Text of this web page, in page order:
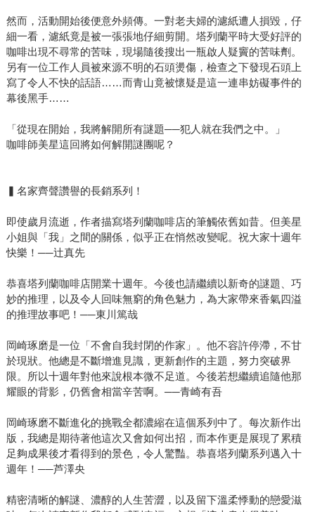
然而，活動開始後便意外頻傳。一對老夫婦的濾紙遭人損毀，仔
細一看，濾紙竟是被一張張地仔細剪開。塔列蘭平時大受好評的
咖啡出現不尋常的苦味，現場隨後搜出一瓶啟人疑竇的苦味劑。
另有一位工作人員被來源不明的石頭燙傷，檢查之下發現石頭上
寫了令人不快的話語……而青山竟被懷疑是這一連串妨礙事件的
幕後黑手……
「從現在開始，我將解開所有謎題──犯人就在我們之中。」
咖啡師美星這回將如何解開謎團呢？
▍名家齊聲讚譽的長銷系列！
即使歲月流逝，作者描寫塔列蘭咖啡店的筆觸依舊如昔。但美星
小姐與「我」之間的關係，似乎正在悄然改變呢。祝大家十週年
快樂！──辻真先
恭喜塔列蘭咖啡店開業十週年。今後也請繼續以新奇的謎題、巧
妙的推理，以及令人回味無窮的角色魅力，為大家帶來香氣四溢
的推理故事吧！──東川篤哉
岡崎琢磨是一位「不會自我封閉的作家」。他不容許停滯，不甘
於現狀。他總是不斷增進見識，更新創作的主題，努力突破界
限。所以十週年對他來說根本微不足道。今後若想繼續追隨他那
耀眼的背影，仍舊會相當辛苦啊。──青崎有吾
岡崎琢磨不斷進化的挑戰全都濃縮在這個系列中了。每次新作出
版，我總是期待著他這次又會如何出招，而本作更是展現了累積
足夠成果後才看得到的景色，令人驚豔。恭喜塔列蘭系列邁入十
週年！──芦澤央
精密清晰的解謎、濃醇的人生苦澀，以及留下溫柔悸動的戀愛滋